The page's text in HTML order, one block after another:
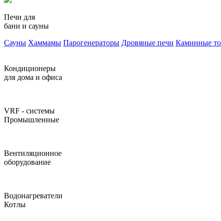
Печи для
бани и сауны
Сауны Хаммамы Парогенераторы Дровяные печи Каминные
Кондиционеры
для дома и офиса
VRF - системы
Промышленные
Вентиляционное
оборудование
Водонагреватели
Котлы